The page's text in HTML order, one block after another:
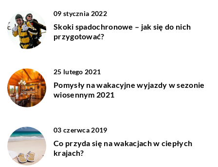
09 stycznia 2022
Skoki spadochronowe – jak się do nich
przygotować?
25 lutego 2021
Pomysły na wakacyjne wyjazdy w sezonie
wiosennym 2021
03 czerwca 2019
Co przyda się na wakacjach w ciepłych
krajach?